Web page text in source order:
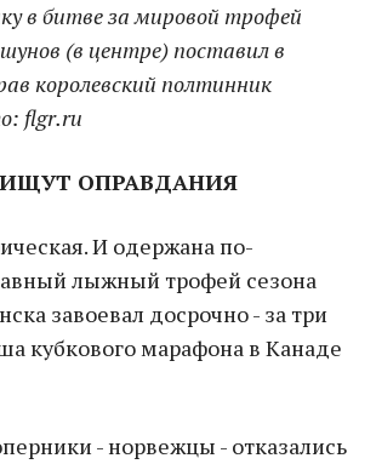
в битве за мировой трофей
(в центре) поставил в
королевский полтинник
flgr.ru
ОПРАВДАНИЯ
И одержана по-
лыжный трофей сезона
завоевал досрочно - за три
кубкового марафона в Канаде
- норвежцы - отказались